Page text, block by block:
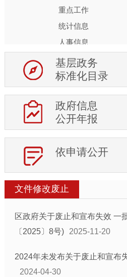
重点工作
统计信息
人事信息
重大项目
征地信息
房地产市场
权责清单及调整信息
行政权力运行
处罚强制信息
审计信息
稳岗就业
科技项目管理
行政事业性收费
生态环境
安全生产
基层政务
标准化目录
政府信息
公开年报
依申请公开
文件修改废止
区政府关于废止和宣布失效 一
〔2025〕8号)
2025-11-20
2024年未发布关于废止和宣布
2024-04-30